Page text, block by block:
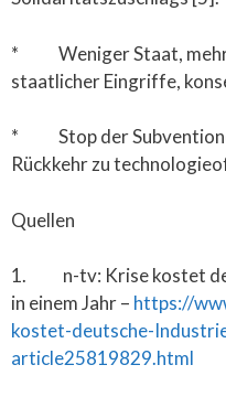
* Weniger Staat, mehr
staatlicher Eingriffe,
* Stop der
Rückkehr zu
Quellen
1. n-tv: Krise kostet
in einem Jahr – https://
kostet-deutsche-
article25819829.html